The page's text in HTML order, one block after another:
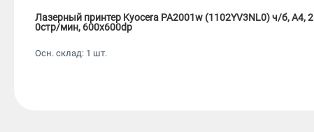
Лазерный принтер Kyocera PA2001w (1102YV3NL0) ч/б, A4, 2
0стр/мин, 600x600dp
Осн. склад: 1 шт.